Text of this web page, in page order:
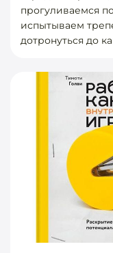
прогуливаемся
испытываем
дотронуться до